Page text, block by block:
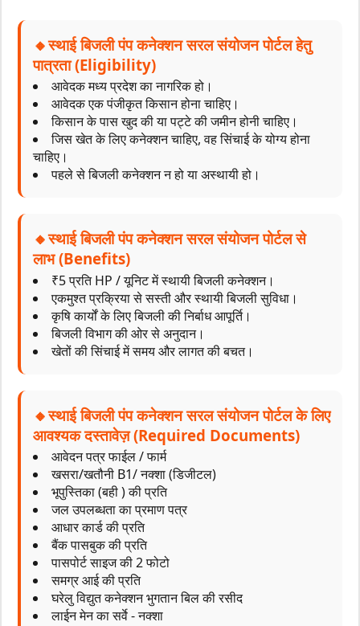
🔸स्थाई बिजली पंप कनेक्शन सरल संयोजन पोर्टल हेतु
पात्रता (Eligibility)
आवेदक मध्य प्रदेश का नागरिक हो।
आवेदक एक पंजीकृत किसान होना चाहिए।
किसान के पास खुद की या पट्टे की जमीन होनी चाहिए।
जिस खेत के लिए कनेक्शन चाहिए, वह सिंचाई के योग्य होना
चाहिए।
पहले से बिजली कनेक्शन न हो या अस्थायी हो।
🔸स्थाई बिजली पंप कनेक्शन सरल संयोजन पोर्टल से
लाभ (Benefits)
₹5 प्रति HP / यूनिट में स्थायी बिजली कनेक्शन।
एकमुश्त प्रक्रिया से सस्ती और स्थायी बिजली सुविधा।
कृषि कार्यों के लिए बिजली की निर्बाध आपूर्ति।
बिजली विभाग की ओर से अनुदान।
खेतों की सिंचाई में समय और लागत की बचत।
🔸स्थाई बिजली पंप कनेक्शन सरल संयोजन पोर्टल के लिए
आवश्यक दस्तावेज़ (Required Documents)
आवेदन पत्र फाईल / फार्म
खसरा/खतौनी B1/ नक्शा (डिजीटल)
भूपुस्तिका (बही ) की प्रति
जल उपलब्धता का प्रमाण पत्र
आधार कार्ड की प्रति
बैंक पासबुक की प्रति
पासपोर्ट साइज की 2 फोटो
समग्र आई की प्रति
घरेलु विद्युत कनेक्शन भुगतान बिल की रसीद
लाईन मेन का सर्वे - नक्शा